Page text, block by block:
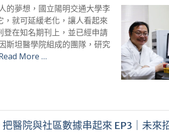
的夢想，國立陽明交通大學李
就可延緩老化，讓人看起來
在知名期刊上，並已經申請
斯坦醫學院組成的團隊，研究
More …
醫院與社區數據串起來 EP3｜未來